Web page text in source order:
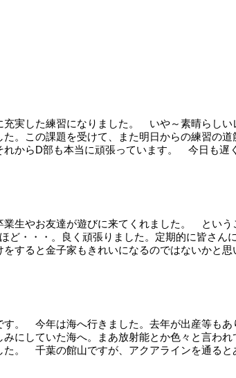
充実した練習になりました。 いや～素晴らしい
た。この課題を受けて、また明日からの練習の道
からD部も本当に頑張っています。 今日も遅
業生やお友達が遊びに来てくれました。 とい
ど・・・。良く頑張りました。定期的に皆さん
をすると金子家もきれいになるのではないかと
す。 今年は海へ行きました。去年が出産等もあ
みにしていた海へ。まあ放射能とか色々と言わ
た。 千葉の館山ですが、アクアラインを通ると